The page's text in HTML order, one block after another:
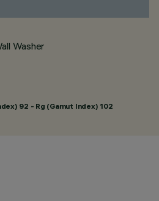
Washer
92 - Rg (Gamut Index) 102